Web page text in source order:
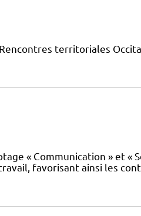
territoriales
« Communication » et «
favorisant ainsi les